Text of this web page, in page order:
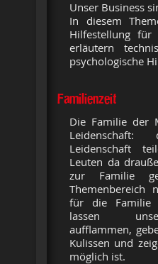
Unser Business
In diesem
Hilfestellung für
erläutern
psychologische
Familienzeit
Die Familie der
Leidenschaft
Leuten da
zur Familie
Themenbereich
für die Familie
lassen
aufflammen,
Kulissen und
möglich ist.